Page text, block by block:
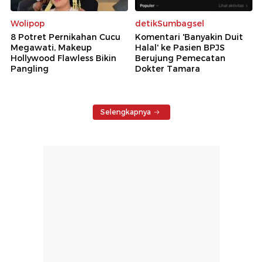
Wolipop
8 Potret Pernikahan Cucu
Megawati, Makeup
Hollywood Flawless Bikin
Pangling
detikSumbagsel
Komentari 'Banyakin Duit
Halal' ke Pasien BPJS
Berujung Pemecatan
Dokter Tamara
Selengkapnya